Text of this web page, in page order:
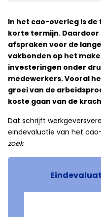
In het cao-overleg is de
korte termijn.
afspraken voor de
vakbonden op het
investeringen onder
medewerkers. Vooral
groei van de
koste gaan van de
Dat schrijft
eindevaluatie van het
zoek.